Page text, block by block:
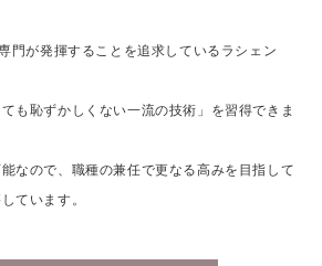
門が発揮することを追求しているラシェン
も恥ずかしくない一流の技術」を習得できま
なので、職種の兼任で更なる高みを目指して
ています。